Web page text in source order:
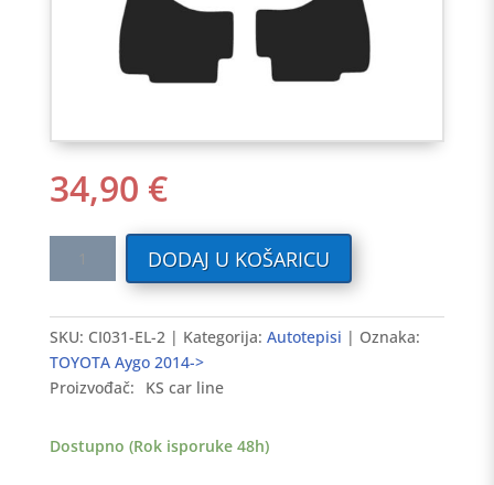
34,90 €
TOYOTA
Aygo
2014-
>
količina
DODAJ U KOŠARICU
SKU: CI031-EL-2 Kategorija: Autotepisi
Oznaka:
TOYOTA Aygo 2014->
Proizvođač:
KS car line
Dostupno (Rok isporuke 48h)